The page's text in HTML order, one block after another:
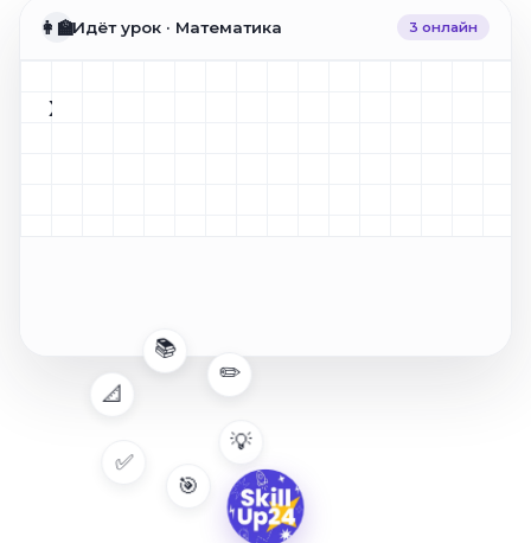
👩‍🏫Идёт урок · Математика 3 онлайн
x² + 5x + 6 = 0